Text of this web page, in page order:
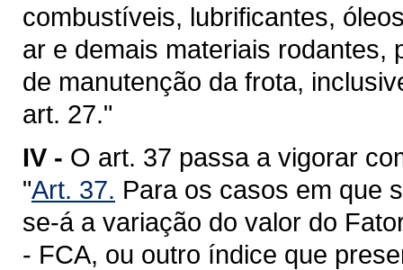
combustíveis, lubrificantes,
ar e demais materiais rodantes,
de manutenção da frota,
art. 27."
IV - O art. 37 passa a vigorar
"Art. 37. Para os casos em que
se-á a variação do valor do
- FCA, ou outro índice que